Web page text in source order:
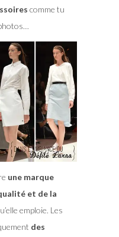
comme tu
une marque
et de la
emploie. Les
des